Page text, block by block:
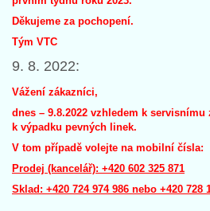
Děkujeme za pochopení.
Tým VTC
9. 8. 2022:
Vážení zákazníci,
dnes – 9.8.2022 vzhledem k
k výpadku pevných linek.
V tom případě volejte na mobilní čísla:
Prodej (kancelář): +420 602 325 871
Sklad: +420 724 974 986 nebo +420 728